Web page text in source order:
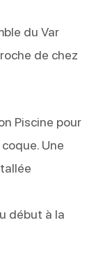
du Var
de chez
Piscine pour
Une
début à la